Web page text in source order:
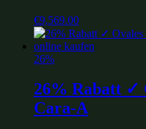
€9,569.00
26%
26% Rabatt ✓
Cara-A